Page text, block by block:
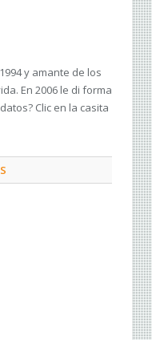
y amante de los
En 2006 le di forma
Clic en la casita